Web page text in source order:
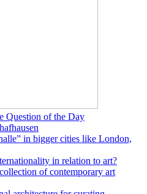
Question of the Day
in bigger cities like London,
in relation to art?
of contemporary art